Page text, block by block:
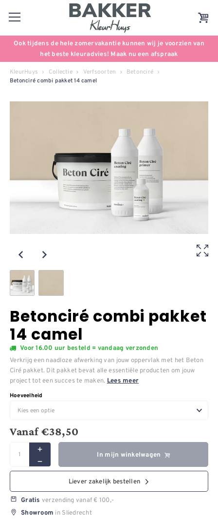
Ook tijdens de hele zomervakantie kunnen wij je voorzien van
het beste kleuradvies! Maak nu een afspraak
KleurHuys Collectie Verfsoorten Betonciré
Betonciré combi pakket 14 camel
Betonciré combi pakket
14 camel
Voor 16.00 uur besteld = vandaag verzonden
Verkrijg een naadloze afwerking van jouw oppervlak met het Beton
Ciré pakket. Dit pakket bevat alle essentiële producten om jouw
project tot een succes te maken. Lees meer
Hoeveelheid
Vanaf€38,50
In mijn winkelwagen
Liever zakelijk bestellen
Gratis verzending vanaf € 100,-
Showroom in Sliedrecht